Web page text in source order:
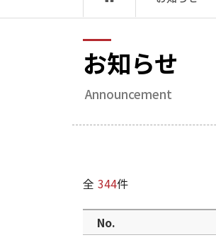
お知らせ
Announcement
全 344件
No.